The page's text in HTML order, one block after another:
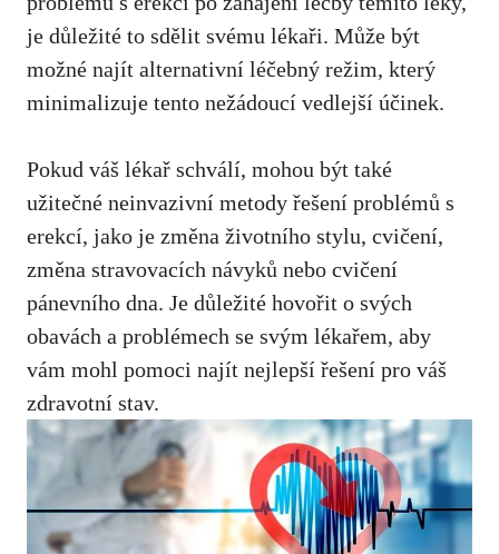
je důležité to sdělit svému lékaři. Může být
možné najít alternativní léčebný režim, který
minimalizuje tento nežádoucí vedlejší účinek.
Pokud váš lékař schválí, mohou být také
užitečné neinvazivní metody řešení problémů s
erekcí, jako je změna životního stylu, cvičení,
změna stravovacích návyků nebo cvičení
pánevního dna. Je důležité hovořit o svých
obavách a problémech se svým lékařem, aby
vám mohl pomoci najít nejlepší řešení pro váš
zdravotní stav.